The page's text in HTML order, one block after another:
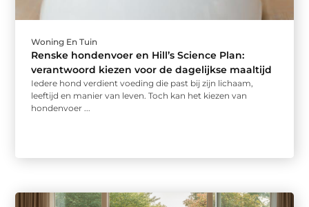
Woning En Tuin
Renske hondenvoer en Hill’s Science Plan:
verantwoord kiezen voor de dagelijkse maaltijd
Iedere hond verdient voeding die past bij zijn lichaam,
leeftijd en manier van leven. Toch kan het kiezen van
hondenvoer ...